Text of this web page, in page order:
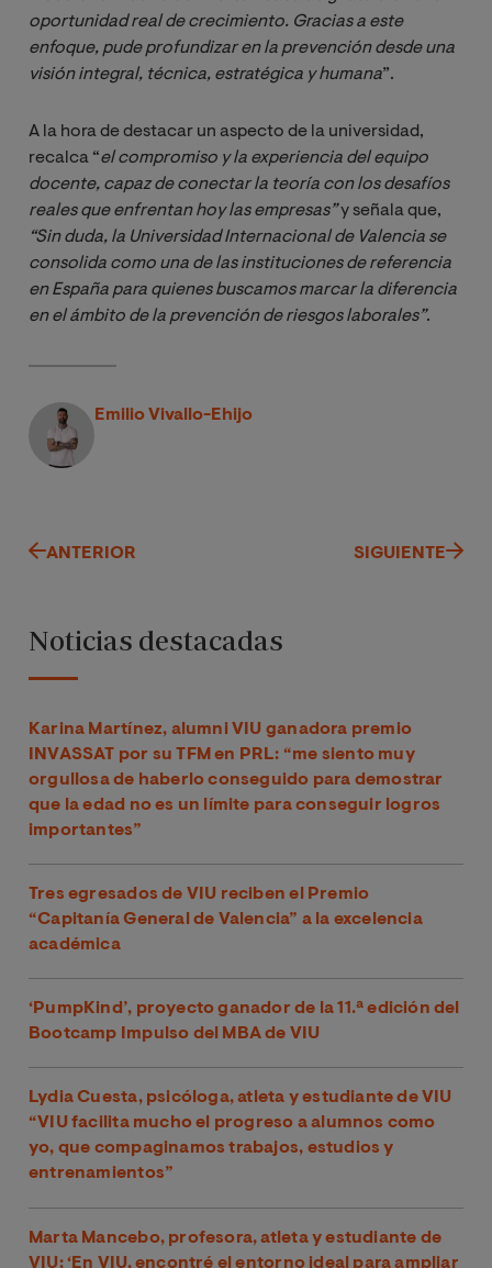
oportunidad real de crecimiento. Gracias a este
enfoque, pude profundizar en la prevención desde una
visión integral, técnica, estratégica y humana”.
A la hora de destacar un aspecto de la universidad,
recalca “el compromiso y la experiencia del equipo
docente, capaz de conectar la teoría con los desafíos
reales que enfrentan hoy las empresas” y señala que,
“Sin duda, la Universidad Internacional de Valencia se
consolida como una de las instituciones de referencia
en España para quienes buscamos marcar la diferencia
en el ámbito de la prevención de riesgos laborales”.
Emilio Vivallo-Ehijo
ANTERIOR SIGUIENTE
Noticias destacadas
Karina Martínez, alumni VIU ganadora premio
INVASSAT por su TFM en PRL: “me siento muy
orgullosa de haberlo conseguido para demostrar
que la edad no es un límite para conseguir logros
importantes”
Tres egresados de VIU reciben el Premio
“Capitanía General de Valencia” a la excelencia
académica
‘PumpKind’, proyecto ganador de la 11.ª edición del
Bootcamp Impulso del MBA de VIU
Lydia Cuesta, psicóloga, atleta y estudiante de VIU
“VIU facilita mucho el progreso a alumnos como
yo, que compaginamos trabajos, estudios y
entrenamientos”
Marta Mancebo, profesora, atleta y estudiante de
VIU: ‘En VIU, encontré el entorno ideal para ampliar